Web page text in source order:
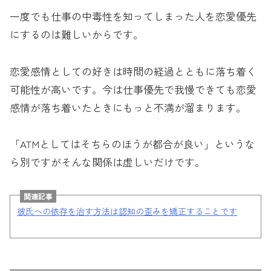
一度でも仕事の中毒性を知ってしまった人を恋愛優先
にするのは難しいからです。
恋愛感情としての好きは時間の経過とともに落ち着く
可能性が高いです。今は仕事優先で我慢できても恋愛
感情が落ち着いたときにもっと不満が溜まります。
「ATMとしてはそちらのほうが都合が良い」というな
ら別ですがそんな関係は虚しいだけです。
関連記事
彼氏への依存を治す方法は認知の歪みを矯正することです